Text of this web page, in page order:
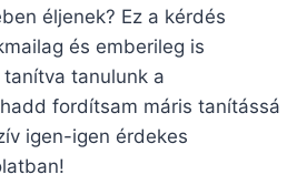
éljenek? Ez a kérdés
és emberileg is
tanulunk a
fordítsam máris tanítássá
igen-igen érdekes